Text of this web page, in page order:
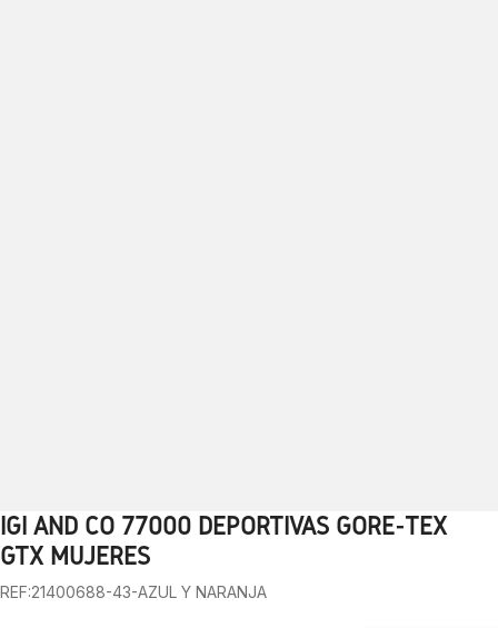
1 2 3 4 5 6 7 8 9
IGI AND CO 77000 DEPORTIVAS GORE-TEX
GTX MUJERES
REF:21400688-43-AZUL Y NARANJA